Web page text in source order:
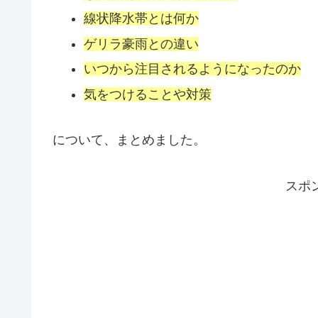
線状降水帯とは何か
ゲリラ豪雨との違い
いつから注目されるようになったのか
気をつけることや対策
について、まとめました。
スポ